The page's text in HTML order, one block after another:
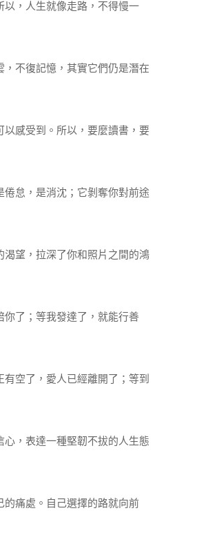
以，人生就像走路，不得慢一
不復記憶，其實它們仍是潛在
感受到。所以，要麼讀書，要
怠，是消沈；它剝奪你對前途
渴望，拉深了你和照片之間的鴻
了；等我發達了，就能行善
空了，愛人已經離開了；等到
，表達一種堅韌不拔的人生態
的痛處。自己選擇的路就向前